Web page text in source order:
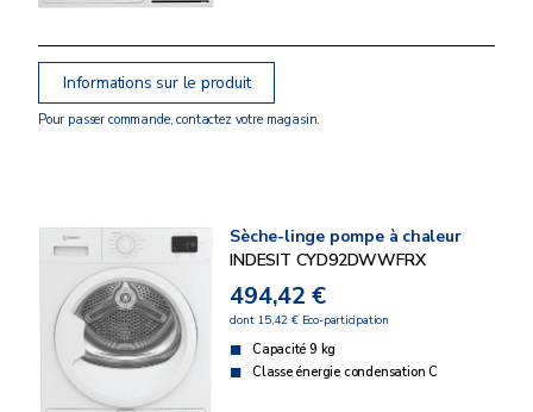
Informations sur le produit
Pour passer commande, contactez votre magasin.
Sèche-linge pompe à chaleur
INDESIT CYD92DWWFRX
494,42 €
dont 15,42 € Eco-participation
Capacité 9 kg
Classe énergie condensation C